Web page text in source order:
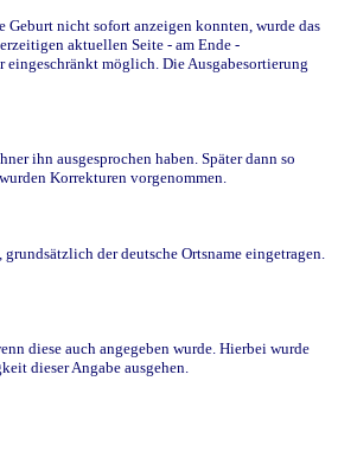
nicht sofort anzeigen konnten, wurde das
aktuellen Seite - am Ende -
eingeschränkt möglich. Die Ausgabesortierung
ihn ausgesprochen haben. Später dann so
Korrekturen vorgenommen.
der deutsche Ortsname eingetragen.
diese auch angegeben wurde. Hierbei wurde
dieser Angabe ausgehen.